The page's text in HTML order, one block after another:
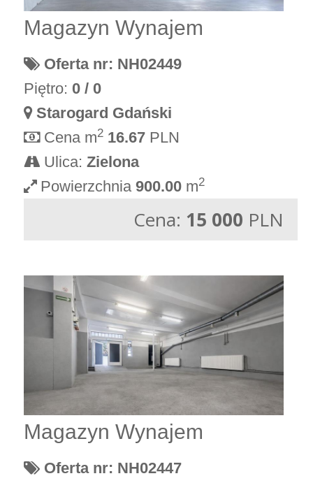
Magazyn Wynajem
Oferta nr: NH02449
Piętro: 0 / 0
Starogard Gdański
Cena m2 16.67 PLN
Ulica:Zielona
Powierzchnia900.00 m2
Cena: 15 000 PLN
Magazyn Wynajem
Oferta nr: NH02447